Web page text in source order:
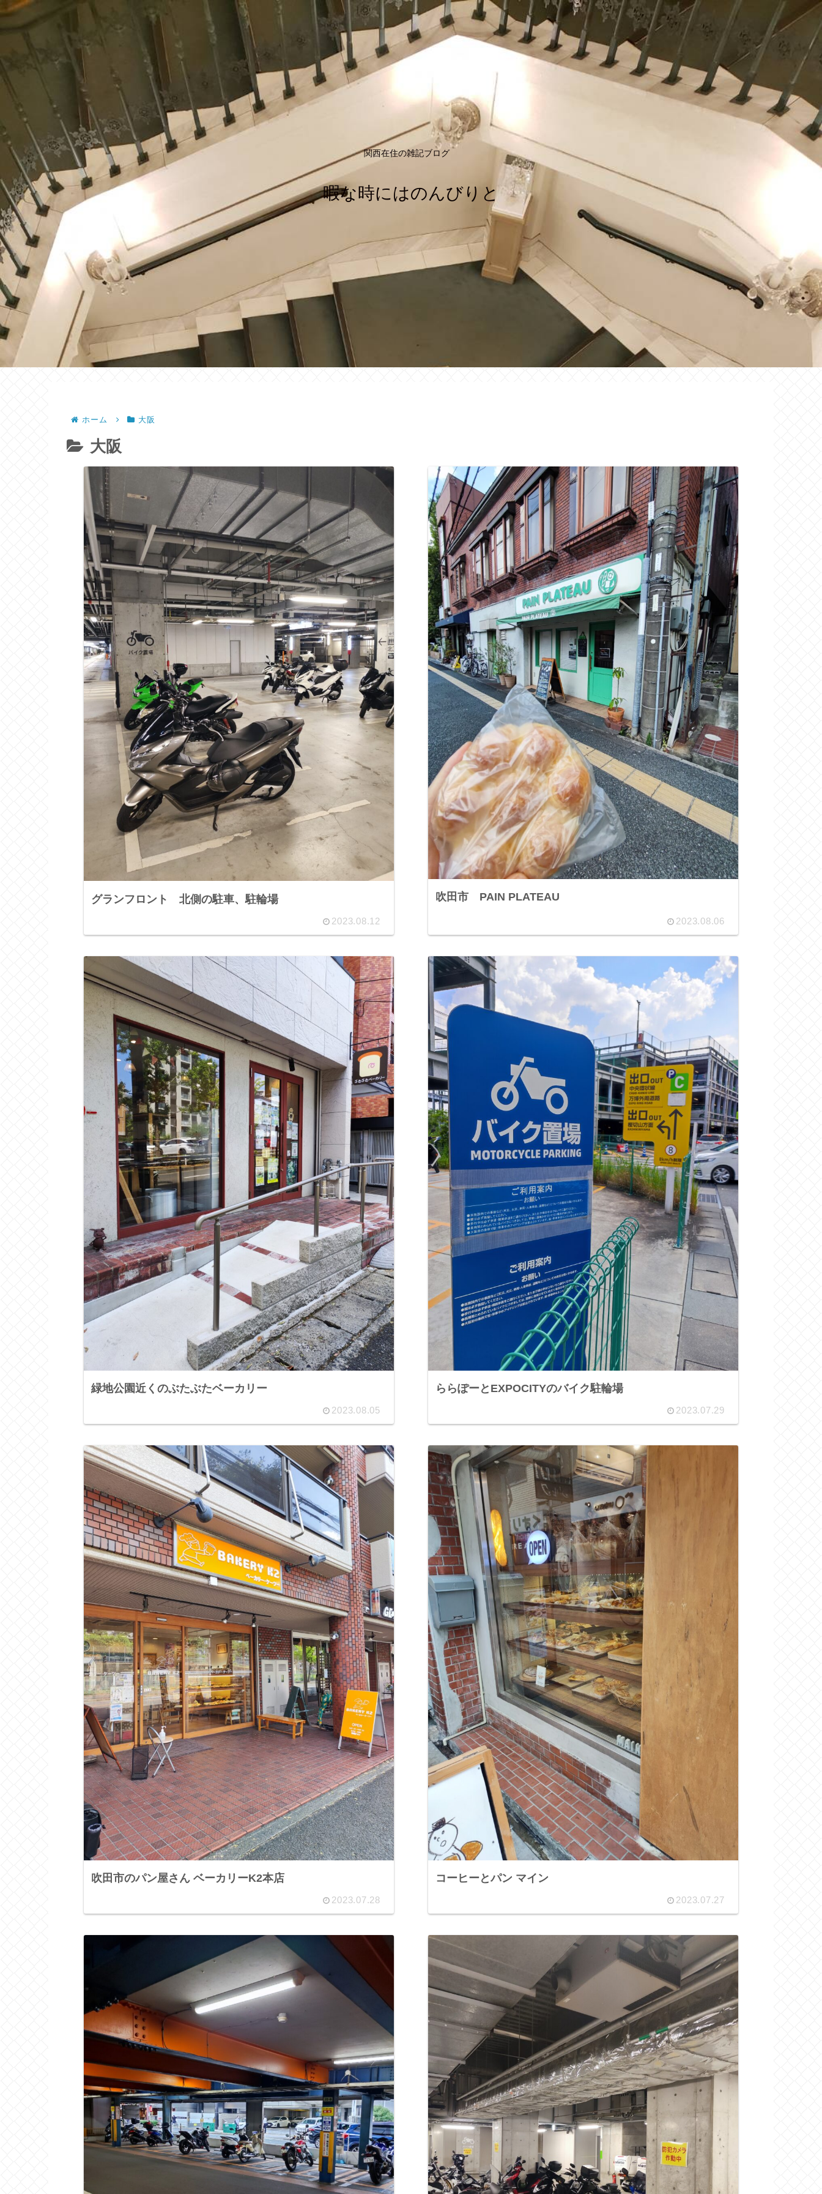
関西在住の雑記ブログ
暇な時にはのんびりと
ホーム 大阪
大阪
グランフロント 北側の駐車、駐輪場
2023.08.12
吹田市 PAIN PLATEAU
2023.08.06
緑地公園近くのぶたぶたベーカリー
2023.08.05
ららぽーとEXPOCITYのバイク駐輪場
2023.07.29
吹田市のパン屋さん ベーカリーK2本店
2023.07.28
コーヒーとパン マイン
2023.07.27